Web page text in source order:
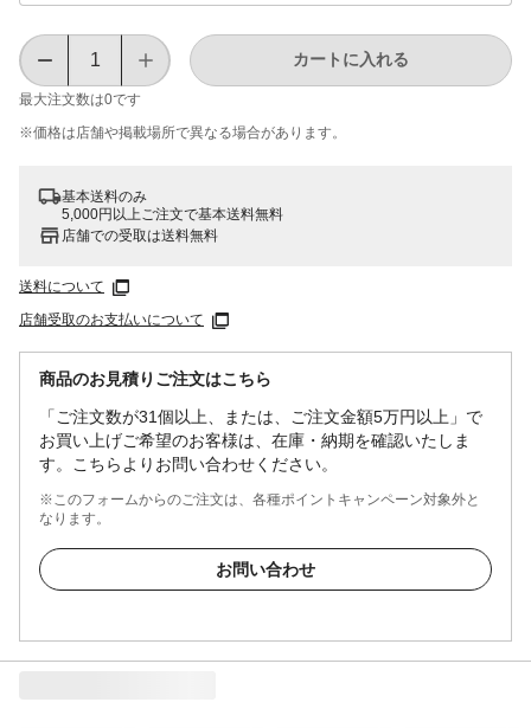
最大注文数は0です
カートに入れる
※価格は​店舗や​掲載場所で​異なる​場合が​あります。
基本送料のみ
5,000円以上ご注文で基本送料無料
店舗での受取は送料無料
送料について
店舗受取のお支払いについて
商品のお見積りご注文はこちら
「ご注文数が31個以上、または、ご注文金額5万円以上」で
お買い上げご希望のお客様は、在庫・納期を確認いたしま
す。こちらよりお問い合わせください。
※このフォームからのご注文は、各種ポイントキャンペーン対象外と
なります。
お問い合わせ